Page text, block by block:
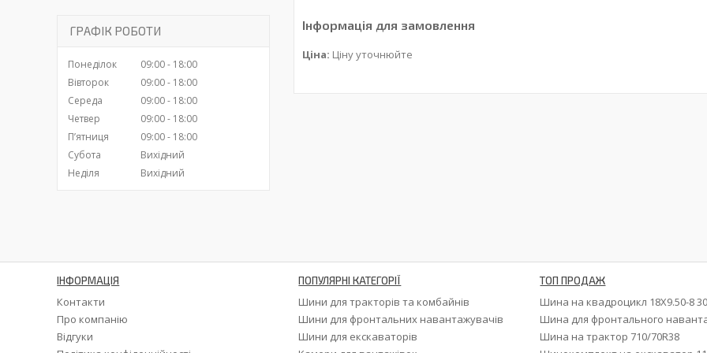
Інформація для замовлення
Ціна: Ціну уточнюйте
ГРАФІК РОБОТИ
Понеділок 09:00
18:00
Вівторок
09:00
18:00
Середа
09:00
18:00
Четвер
09:00
18:00
Пʼятниця
09:00
18:00
Субота
Вихідний
Неділя
Вихідний
ІНФОРМАЦІЯ
Контакти
Про компанію
Відгуки
ПОПУЛЯРНІ КАТЕГОРІЇ
Шини для тракторів та комбайнів
Шини для фронтальних навантажувачів
Шини для екскаваторів
ТОП ПРОДАЖ
Шина на квадроцикл 18X9.50-8
Шина для фронтального
Шина на трактор 710/70R38